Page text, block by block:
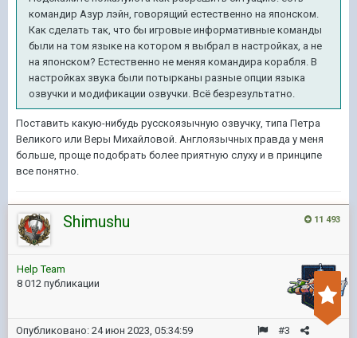
командир Азур лэйн, говорящий естественно на японском.
Как сделать так, что бы игровые информативные команды
были на том языке на котором я выбрал в настройках, а не
на японском? Естественно не меняя командира корабля. В
настройках звука были потырканы разные опции языка
озвучки и модификации озвучки. Всё безрезультатно.
Поставить какую-нибудь русскоязычную озвучку, типа Петра
Великого или Веры Михайловой. Англоязычных правда у меня
больше, проще подобрать более приятную слуху и в принципе
все понятно.
11 493
Shimushu
Help Team
8 012 публикации
#3
Опубликовано: 24 июн 2023, 05:34:59